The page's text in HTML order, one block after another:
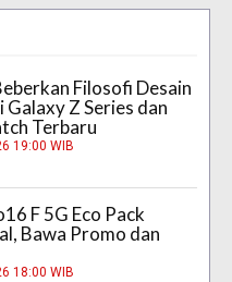
Filosofi Desain
Galaxy Z Series dan
Terbaru
19:00 WIB
F 5G Eco Pack
Bawa Promo dan
18:00 WIB